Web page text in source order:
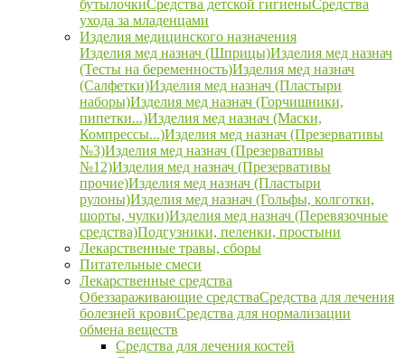
бутылочкиСредства детской гигиеныСредства
ухода за младенцами
Изделия медицинского назначения
Изделия мед назнач (Шприцы)Изделия мед назнач
(Тесты на беременность)Изделия мед назнач
(Салфетки)Изделия мед назнач (Пластыри
наборы)Изделия мед назнач (Горчишники,
пипетки...)Изделия мед назнач (Маски,
Компрессы...)Изделия мед назнач (Презервативы
№3)Изделия мед назнач (Презервативы
№12)Изделия мед назнач (Презервативы
прочие)Изделия мед назнач (Пластыри
рулоны)Изделия мед назнач (Гольфы, колготки,
шорты, чулки)Изделия мед назнач (Перевязочные
средства)Подгузники, пеленки, простыни
Лекарственные травы, сборы
Питательные смеси
Лекарственные средства
Обеззараживающие средстваСредства для лечения
болезней кровиСредства для нормализации
обмена веществ
Средства для лечения костей